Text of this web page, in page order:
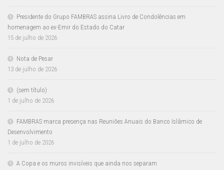
Presidente do Grupo FAMBRAS assina Livro de Condolências em
homenagem ao ex-Emir do Estado do Catar
15 de julho de 2026
Nota de Pesar
13 de julho de 2026
(sem título)
1 de julho de 2026
FAMBRAS marca presença nas Reuniões Anuais do Banco Islâmico de
Desenvolvimento
1 de julho de 2026
A Copa e os muros invisíveis que ainda nos separam